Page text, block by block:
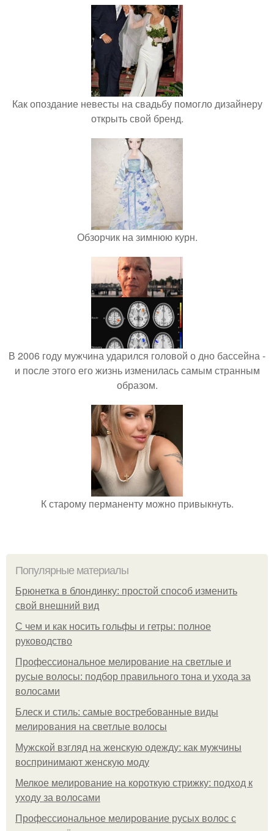
Как опоздание невесты на свадьбу помогло дизайнеру
открыть свой бренд.
Обзорчик на зимнюю курн.
В 2006 году мужчина ударился головой о дно бассейна -
и после этого его жизнь изменилась самым странным
образом.
К старому перманенту можно привыкнуть.
Популярные материалы
Брюнетка в блондинку: простой способ изменить
свой внешний вид
С чем и как носить гольфы и гетры: полное
руководство
Профессиональное мелирование на светлые и
русые волосы: подбор правильного тона и ухода за
волосами
Блеск и стиль: самые востребованные виды
мелирования на светлые волосы
Мужской взгляд на женскую одежду: как мужчины
воспринимают женскую моду
Мелкое мелирование на короткую стрижку: подход к
уходу за волосами
Профессиональное мелирование русых волос с